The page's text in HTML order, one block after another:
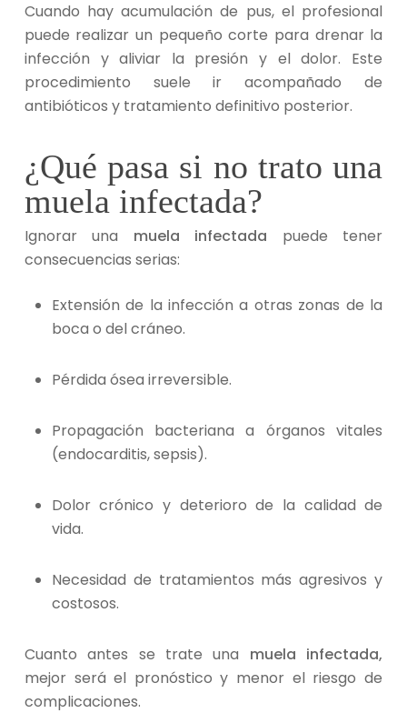
Cuando hay acumulación de pus, el profesional
puede realizar un pequeño corte para drenar la
infección y aliviar la presión y el dolor. Este
procedimiento suele ir acompañado de
antibióticos y tratamiento definitivo posterior.
¿Qué pasa si no trato una
muela infectada?
Ignorar una muela infectada puede tener
consecuencias serias:
Extensión de la infección a otras zonas de la
boca o del cráneo.
Pérdida ósea irreversible.
Propagación bacteriana a órganos vitales
(endocarditis, sepsis).
Dolor crónico y deterioro de la calidad de
vida.
Necesidad de tratamientos más agresivos y
costosos.
Cuanto antes se trate una muela infectada,
mejor será el pronóstico y menor el riesgo de
complicaciones.